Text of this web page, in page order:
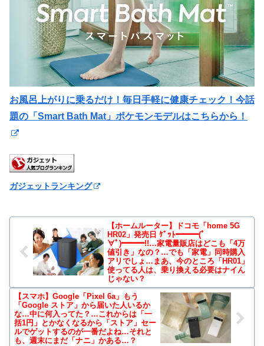
お風呂上がりに乗るだけ！毎日手軽に健康チェック！今話
題の「Smart Bath Mat」ポケモンモデルはこちらから！
ガジェットランキング
【ホームルーター】ドコモ「home 5G
HR02」発売日 ｹﾞｯﾄ━━━(ﾟ
∀ﾟ)━━━!!…家電量販店はどこも「4万
値引き」なの？…でも「家電」同時購入
アリでしょ…まあ、今のところ「HR01」
使ってる人は、乗り換える必要はナイん
じゃない？
【スマホ】Google「Pixel 6a」もう
「Google ストア」から届いた人いるか
な…中に何入ってた？…これからは「一
括1円」とかなくなるから「ストア」セー
ルでゲットするのが一番だよね…それと
も、週末にまだ「ナニ」かある…？